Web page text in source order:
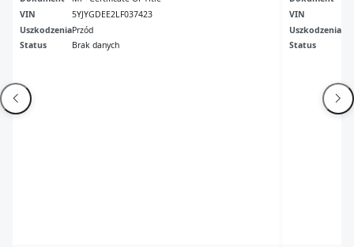
VIN
5YJYGDEE2LF037423
UszkodzeniaPrzód
Status
Brak danych
VIN
Uszkodzenia
Status